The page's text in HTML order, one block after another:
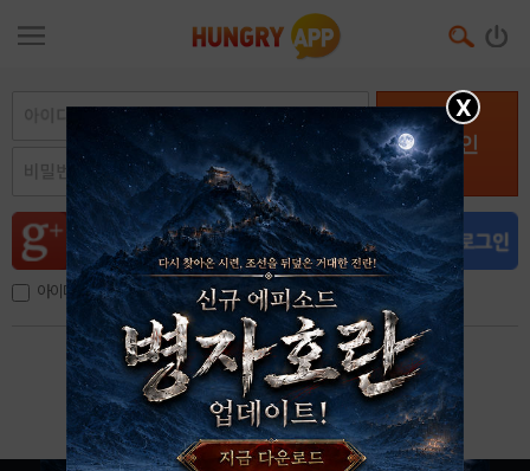
로그인
아이디, 이메일 저장
아이디 / 비밀번호 찾기 회원가입
X